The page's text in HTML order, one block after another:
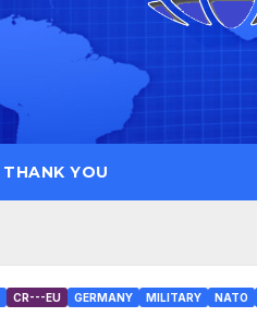
THANK YOU
CR---EU GERMANY MILITARY NATO